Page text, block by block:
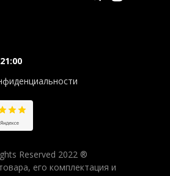
Reserved 2022 ®
его комплектация и